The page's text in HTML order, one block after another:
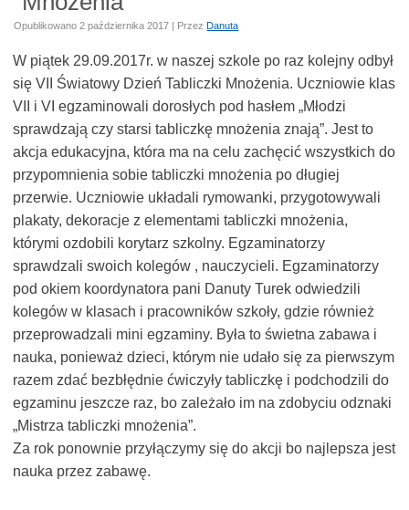
Opublikowano 2 października 2017 | Przez Danuta
W piątek 29.09.2017r. w naszej szkole po raz kolejny odbył
się VII Światowy Dzień Tabliczki Mnożenia. Uczniowie klas
VII i VI egzaminowali dorosłych pod hasłem „Młodzi
sprawdzają czy starsi tabliczkę mnożenia znają”. Jest to
akcja edukacyjna, która ma na celu zachęcić wszystkich do
przypomnienia sobie tabliczki mnożenia po długiej
przerwie. Uczniowie układali rymowanki, przygotowywali
plakaty, dekoracje z elementami tabliczki mnożenia,
którymi ozdobili korytarz szkolny. Egzaminatorzy
sprawdzali swoich kolegów , nauczycieli. Egzaminatorzy
pod okiem koordynatora pani Danuty Turek odwiedzili
kolegów w klasach i pracowników szkoły, gdzie również
przeprowadzali mini egzaminy. Była to świetna zabawa i
nauka, ponieważ dzieci, którym nie udało się za pierwszym
razem zdać bezbłędnie ćwiczyły tabliczkę i podchodzili do
egzaminu jeszcze raz, bo zależało im na zdobyciu odznaki
„Mistrza tabliczki mnożenia”.
Za rok ponownie przyłączymy się do akcji bo najlepsza jest
nauka przez zabawę.